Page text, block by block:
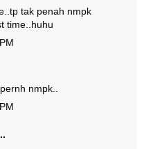
tak penah nmpk
time..huhu
nmpk..